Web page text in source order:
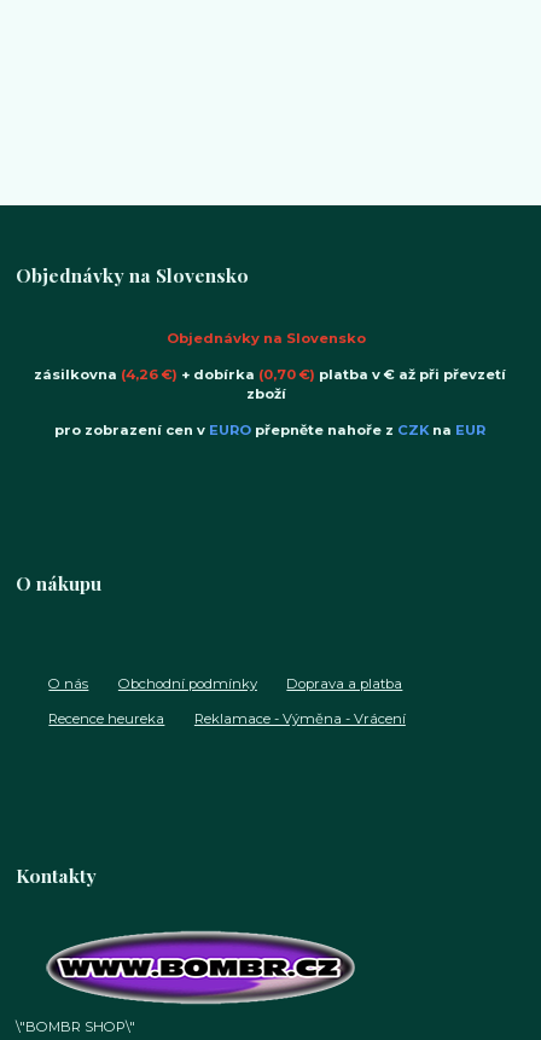
Objednávky na Slovensko
Objednávky na Slovensko
zásilkovna (4,26 €) + dobírka (0,70 €) platba v € až při převzetí
zboží
pro zobrazení cen v EURO přepněte nahoře z CZKna EUR
O nákupu
O nás Obchodní podmínky Doprava a platba
Recence heureka Reklamace - Výměna - Vrácení
Kontakty
\"BOMBR SHOP\"